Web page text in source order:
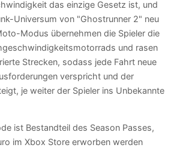
das einzige Gesetz ist, und
Universum von "Ghostrunner 2" neu
Modus übernehmen die Spieler die
und rasen
Strecken, sodass jede Fahrt neue
verspricht und der
je weiter der Spieler ins Unbekannte
ist Bestandteil des Season Passes,
im Xbox Store erworben werden